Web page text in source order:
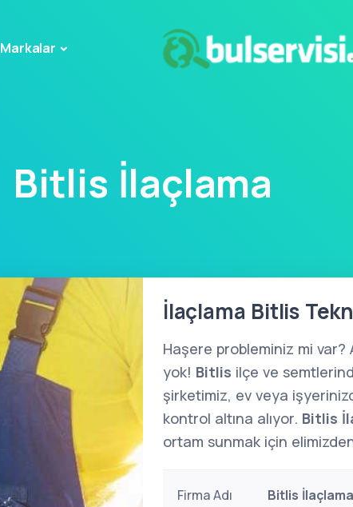
Markalar
Bitlis İlaçlama
İlaçlama Bitlis
Haşere probleminiz mi
yok! Bitlis ilçe ve
şirketimiz, ev veya
kontrol altına alıyor. Bitlis
ortam sunmak için
Firma Adı Bitlis İlaçlama